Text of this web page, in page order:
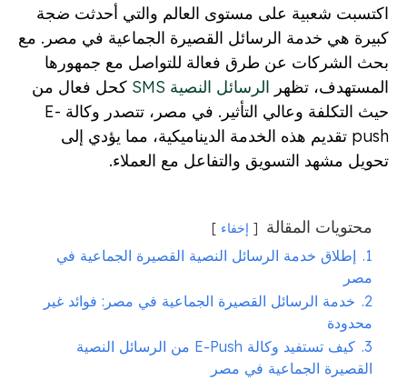
اكتسبت شعبية على مستوى العالم والتي أحدثت ضجة
كبيرة هي خدمة الرسائل القصيرة الجماعية في مصر. مع
بحث الشركات عن طرق فعالة للتواصل مع جمهورها
المستهدف، تظهر الرسائل النصية SMS
كحل فعال من
حيث التكلفة وعالي التأثير. في مصر، تتصدر وكالة E-
push تقديم هذه الخدمة الديناميكية، مما يؤدي إلى
تحويل مشهد التسويق والتفاعل مع العملاء.
محتويات المقالة إخفاء
1.
إطلاق خدمة الرسائل النصية القصيرة الجماعية في
مصر
2. خدمة الرسائل القصيرة الجماعية في مصر: فوائد غير
محدودة
3.
كيف تستفيد وكالة E-Push من الرسائل النصية
القصيرة الجماعية في مصر